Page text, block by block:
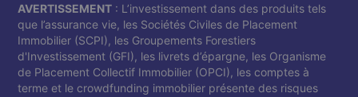
AVERTISSEMENT : L’investissement dans des produits tels
que l’assurance vie, les Sociétés Civiles de Placement
Immobilier (SCPI), les Groupements Forestiers
d'Investissement (GFI), les livrets d’épargne, les Organisme
de Placement Collectif Immobilier (OPCI), les comptes à
terme et le crowdfunding immobilier présente des risques